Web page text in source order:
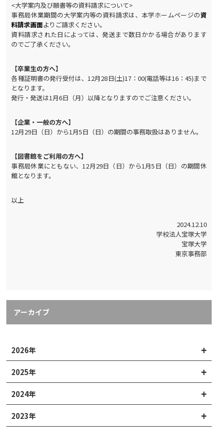
<大学案内及び願書等の資料請求について>
事務局休業期間の大学案内等の資料請求は、本学ホームページの資
料請求画面よりご請求ください。
資料請求された日によっては、発送まで数日かかる場合があります
のでご了承ください。
【卒業生の方へ】
各種証明書の発行受付は、12月28日(土)17：00(電話等は16：45)まで
となります。
発行・発送は1月6日（月）以降となりますのでご注意ください。
【企業・一般の方へ】
12月29日（日）から1月5日（日）の期間の事務取扱はありません。
【図書館をご利用の方へ】
事務局休業にともない、12月29日（日）から1月5日（日）の期間休
館となります。
以上
2024.12.10
学校法人宝塚大学
宝塚大学
東京事務部
アーカイブ
2026年
2025年
2024年
2023年